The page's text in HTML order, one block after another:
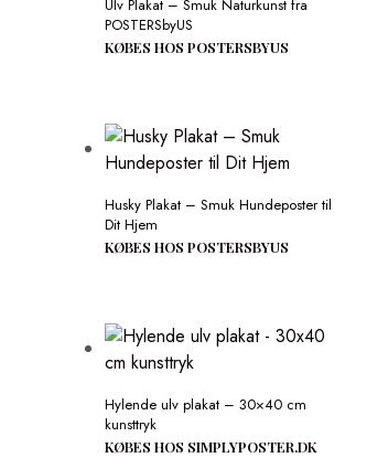
Ulv Plakat – Smuk Naturkunst fra
POSTERSbyUS
KØBES HOS POSTERSBYUS
Husky Plakat – Smuk Hundeposter til
Dit Hjem
KØBES HOS POSTERSBYUS
Hylende ulv plakat – 30×40 cm
kunsttryk
KØBES HOS SIMPLYPOSTER.DK